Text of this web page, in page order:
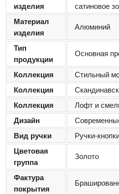
изделия
сатиновое
Материал
изделия
Алюминий
Тип
продукции
Основная
Коллекция
Стильный
Коллекция
Коллекция
Лофт и
Дизайн
Вид ручки
Ручки-
Цветовая
группа
Золото
Фактура
покрытия